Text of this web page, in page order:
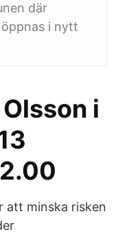
där
i nytt
i
att minska risken